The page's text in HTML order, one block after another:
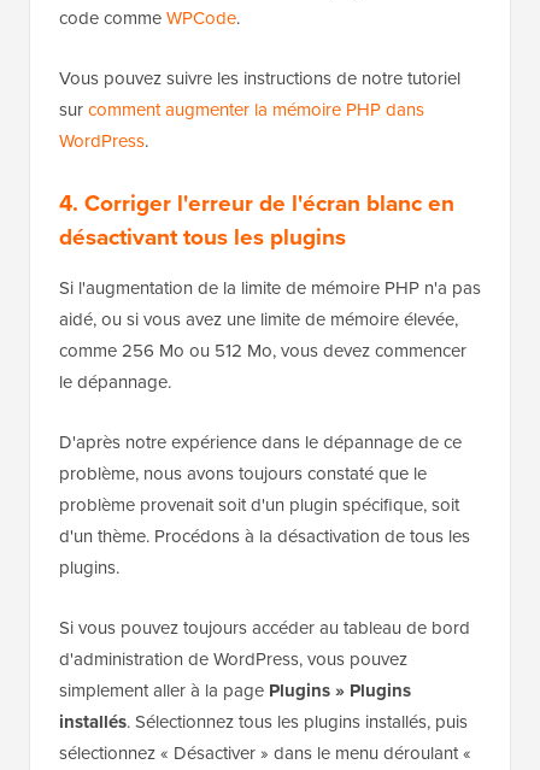
code commeWPCode.
Vous pouvez suivre les instructions de notre tutoriel
surcomment augmenter la mémoire PHP dans
WordPress.
4. Corriger l'erreur de l'écran blanc en
désactivant tous les plugins
Si l'augmentation de la limite de mémoire PHP n'a pas
aidé, ou si vous avez une limite de mémoire élevée,
comme 256 Mo ou 512 Mo, vous devez commencer
le dépannage.
D'après notre expérience dans le dépannage de ce
problème, nous avons toujours constaté que le
problème provenait soit d'un plugin spécifique, soit
d'un thème. Procédons à la désactivation de tous les
plugins.
Si vous pouvez toujours accéder au tableau de bord
d'administration de WordPress, vous pouvez
simplement aller à la page Plugins » Plugins
installés. Sélectionnez tous les plugins installés, puis
sélectionnez « Désactiver » dans le menu déroulant «